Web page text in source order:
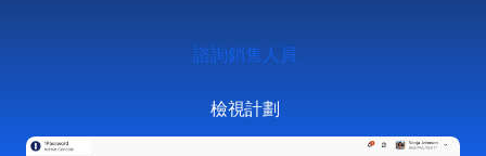
諮詢銷售人員
檢視計劃